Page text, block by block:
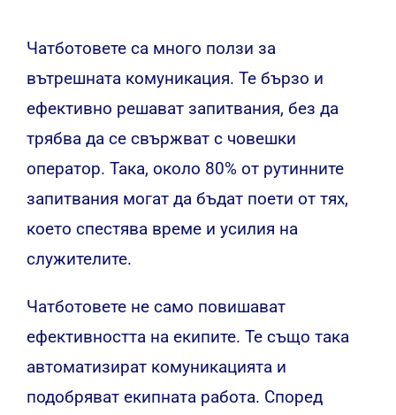
Чатботовете са много ползи за
вътрешната комуникация. Те бързо и
ефективно решават запитвания, без да
трябва да се свържват с човешки
оператор. Така, около 80% от рутинните
запитвания могат да бъдат поети от тях,
което спестява време и усилия на
служителите.
Чатботовете не само повишават
ефективността на екипите. Те също така
автоматизират комуникацията и
подобряват екипната работа. Според